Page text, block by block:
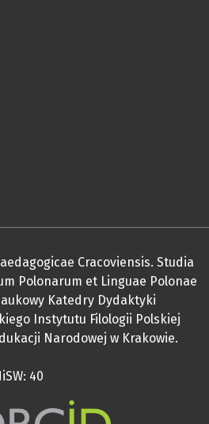
Cracoviensis. Studia
Polonarum et Linguae Polonae
Katedry Dydaktyki
Instytutu Filologii Polskiej
Narodowej w Krakowie.
40